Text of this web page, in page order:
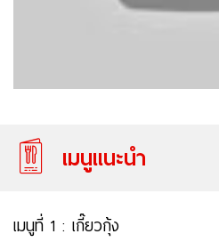
เมนูแนะนำ
เมนูที่ 1 : เกี๊ยวกุ้ง